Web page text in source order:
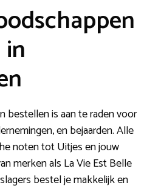
bestellen is aan te raden voor
en bejaarden. Alle
noten tot Uitjes en jouw
merken als La Vie Est Belle
bestel je makkelijk en